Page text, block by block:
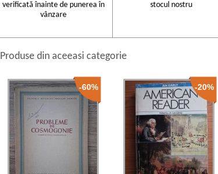
verificată înainte de punerea în
vânzare
stocul nostru
Produse din aceeasi categorie
-60% -20%